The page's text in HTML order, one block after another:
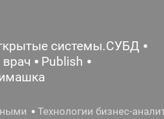
системы.СУБД
Publish
Технологии бизнес-